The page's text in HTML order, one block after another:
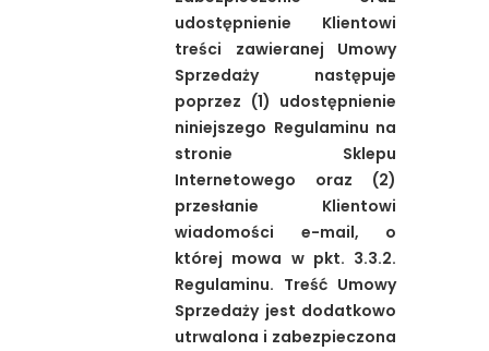
udostępnienie Klientowi
treści zawieranej Umowy
Sprzedaży następuje
poprzez (1) udostępnienie
niniejszego Regulaminu na
stronie Sklepu
Internetowego oraz (2)
przesłanie Klientowi
wiadomości e-mail, o
której mowa w pkt. 3.3.2.
Regulaminu. Treść Umowy
Sprzedaży jest dodatkowo
utrwalona i zabezpieczona